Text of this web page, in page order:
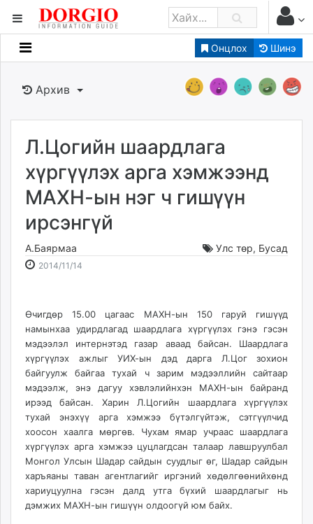
Онцлох Шинэ
Мэдээллийн
Банк санхүү
Бизнес ААН
Төрийн
Нийслэлийн
dorgio.mn
Gogo.mn
caak.mn
news.mn
zindaa.mn
ikon.mn
mnb.mn
Livetv.mn
Eguur.mn
24tsag.mn
shuud.mn
eagle.mn
ergelt.mn
zarig.mn
today.mn
zuv.mn
Архив
Л.Цогийн шаардлага
хүргүүлэх арга хэмжээнд
МАХН-ын нэг ч гишүүн
ирсэнгүй
А.Баярмаа Улс төр, Бусад
2014/11/14
21:29:35
16:14:50
Өчигдөр 15.00 цагаас МАХН-ын 150 гаруй гишүүд
намынхаа удирдлагад шаардлага хүргүүлэх гэнэ гэсэн
мэдээлэл интернэтэд газар аваад байсан. Шаардлага
хүргүүлэх ажлыг УИХ-ын дэд дарга Л.Цог зохион
байгуулж байгаа тухай ч зарим мэдээллийн сайтаар
мэдээлж, энэ дагуу хэвлэлийнхэн МАХН-ын байранд
ирээд байсан. Харин Л.Цогийн шаардлага хүргүүлэх
тухай энэхүү арга хэмжээ бүтэлгүйтэж, сэтгүүлчид
хоосон хаалга мөргөв. Чухам ямар учраас шаардлага
хүргүүлэх арга хэмжээ цуцлагдсан талаар лавшруулбал
Монгол Улсын Шадар сайдын суудлыг өг, Шадар сайдын
харъяаны таван агентлагийг иргэний хөдөлгөөнийхөнд
хариуцуулна гэсэн далд утга бүхий шаардлагыг нь
дэмжих МАХН-ын гишүүн олдоогүй юм байх.